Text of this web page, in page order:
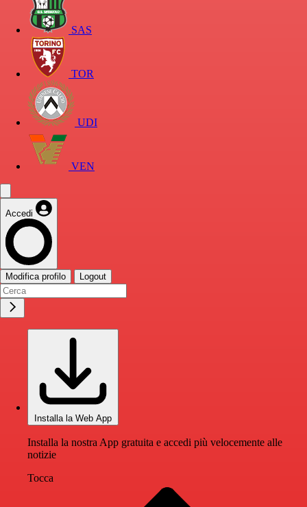
SAS
TOR
UDI
VEN
Accedi
Modifica profilo Logout
Installa la Web App
Installa la nostra App gratuita e accedi più velocemente alle
notizie
Tocca